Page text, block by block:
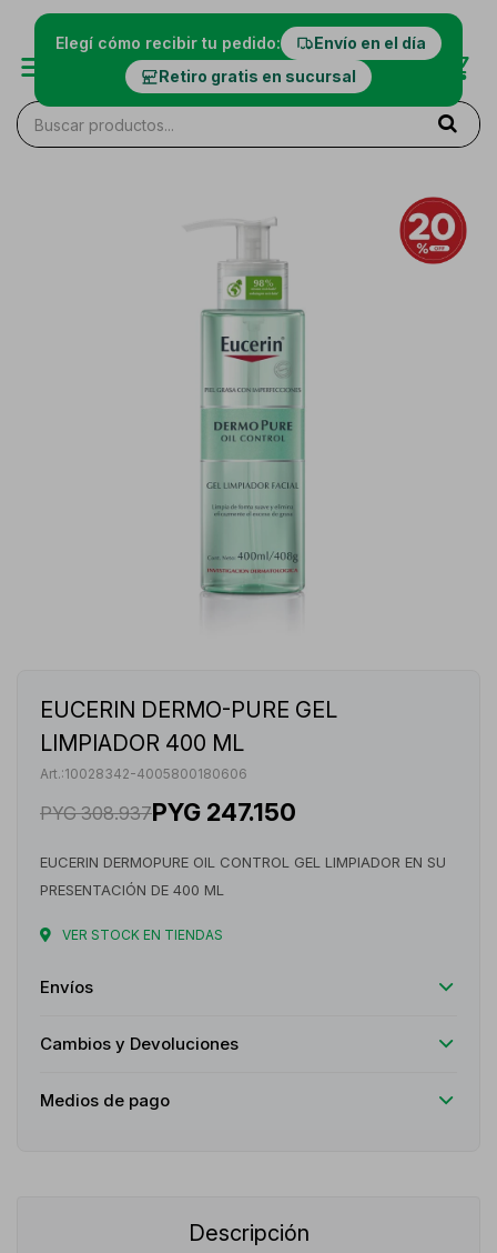
Elegí cómo recibir tu pedido:
Envío en el día
Retiro gratis en sucursal
EUCERIN DERMO-PURE GEL
LIMPIADOR 400 ML
10028342-4005800180606
PYG 308.937PYG 247.150
EUCERIN DERMOPURE OIL CONTROL GEL LIMPIADOR EN SU
PRESENTACIÓN DE 400 ML
VER STOCK EN TIENDAS
Envíos
Cambios y Devoluciones
Medios de pago
Descripción